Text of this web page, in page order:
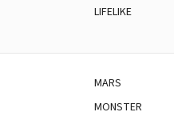
LIFELIKE
MARS
MONSTER